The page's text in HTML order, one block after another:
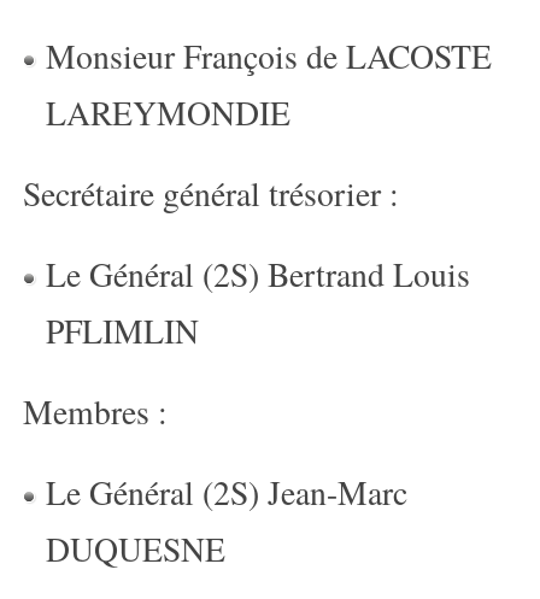
Monsieur François de LACOSTE
LAREYMONDIE
Secrétaire général trésorier :
Le Général (2S) Bertrand Louis
PFLIMLIN
Membres :
Le Général (2S) Jean-Marc
DUQUESNE